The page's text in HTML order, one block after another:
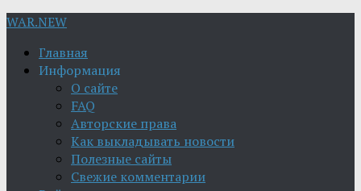
WAR.NEW
Главная
Информация
О сайте
FAQ
Авторские права
Как выкладывать новости
Полезные сайты
Свежие комментарии